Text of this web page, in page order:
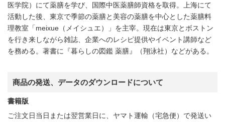
医学院）にて薬膳を学び、国際中医薬膳師資格を取得。上海にて
活動した後、東京で季節の薬膳と美容の薬膳を中心とした薬膳料
理教室「meixue（メイシュエ）」を主宰。現在は東京とボストン
を行き来しながら雑誌、企業へのレシピ提供やイベント講師など
を務める。著書に『暮らしの図鑑 薬膳』（翔泳社）などがある。
商品の発送、データのダウンロードについて
書籍版
ご注文日当日または翌営業日に、ヤマト運輸（宅急便）で発送い